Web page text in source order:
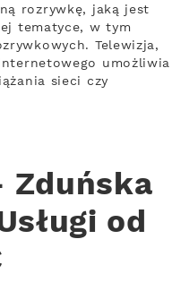
rozrywkę, jaką jest
tematyce, w tym
Telewizja,
umożliwia
sieci czy
Zduńska
od